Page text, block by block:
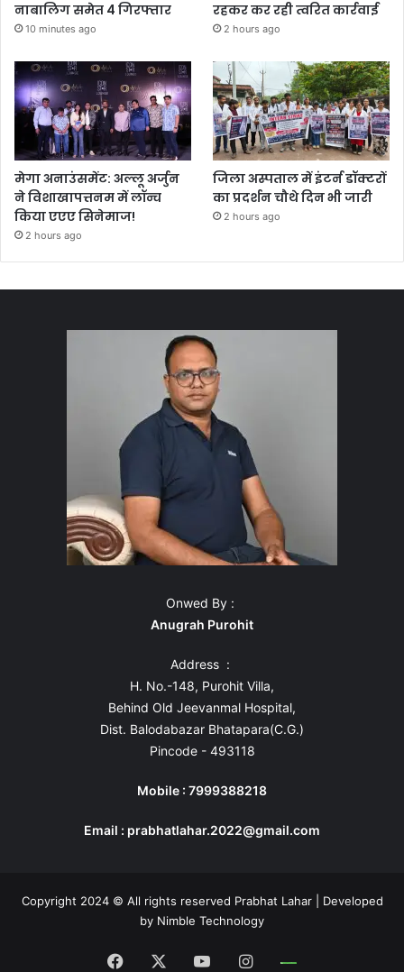
नाबालिग समेत 4 गिरफ्तार
10 minutes ago
रहकर कर रही त्वरित कार्रवाई
2 hours ago
मेगा अनाउंसमेंट: अल्लू अर्जुन
ने विशाखापत्तनम में लॉन्च
किया एएए सिनेमाज!
2 hours ago
जिला अस्पताल में इंटर्न डॉक्टरों
का प्रदर्शन चौथे दिन भी जारी
2 hours ago
Onwed By :
Anugrah Purohit
Address :
H. No.-148, Purohit Villa,
Behind Old Jeevanmal Hospital,
Dist. Balodabazar Bhatapara(C.G.)
Pincode - 493118
Mobile : 7999388218
Email : prabhatlahar.2022@gmail.com
Copyright 2024 © All rights reserved Prabhat Lahar | Developed
by Nimble Technology
Facebook YouTubeInstagram